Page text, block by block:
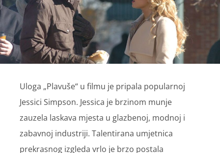
Uloga „Plavuše“ u filmu je pripala popularnoj
Jessici Simpson. Jessica je brzinom munje
zauzela laskava mjesta u glazbenoj, modnoj i
zabavnoj industriji. Talentirana umjetnica
prekrasnog izgleda vrlo je brzo postala